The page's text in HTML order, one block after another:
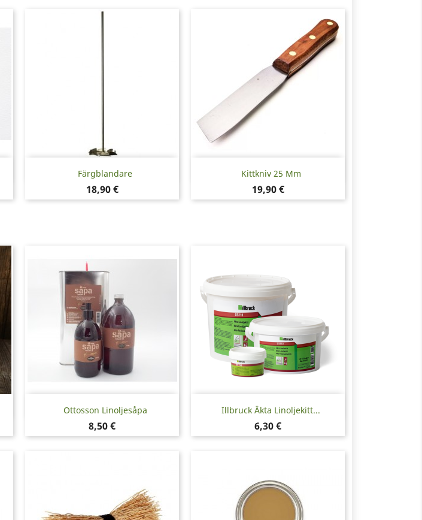
Färgblandare
Pris
18,90 €
Snabbvy Kittkniv 25 Mm
Pris
19,90 €
Snabbvy
Ottosson Linoljesåpa
Pris
8,50 €
Snabbvy Illbruck Äkta Linoljekitt...
Pris
6,30 €
 Snabbvy